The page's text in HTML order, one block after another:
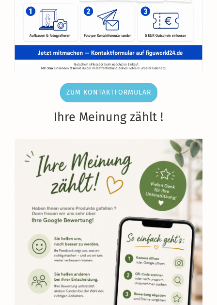
ZUM KONTAKTFORMULAR
Ihre Meinung zählt !